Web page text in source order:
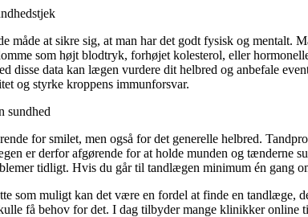
måde at sikre sig, at man har det godt fysisk og
som højt blodtryk, forhøjet kolesterol, eller
disse data kan lægen vurdere dit helbred og anbefale
og styrke kroppens immunforsvar.
sundhed
for smilet, men også for det generelle helbred.
er derfor afgørende for at holde munden og tænderne
tidligt. Hvis du går til tandlægen minimum én gang
som muligt kan det være en fordel at finde en
få behov for det. I dag tilbyder mange klinikker online